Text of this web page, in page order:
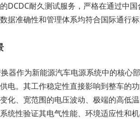
DCDC耐久测试服务，严格在通过中
据准确性和管理体系均符合国际通行
器作为新能源汽车电源系统中的核心
电。其工作稳定性直接影响到整车的
化、宽范围的电压波动、极端的高低
统性验证其电气性能、环境适应性和